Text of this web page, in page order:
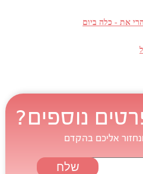
הרי את - כלה ביום
נוספים?
אליכם בהקדם